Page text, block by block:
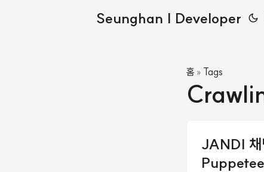
Seunghan | Developer
홈 » Tags
JANDI